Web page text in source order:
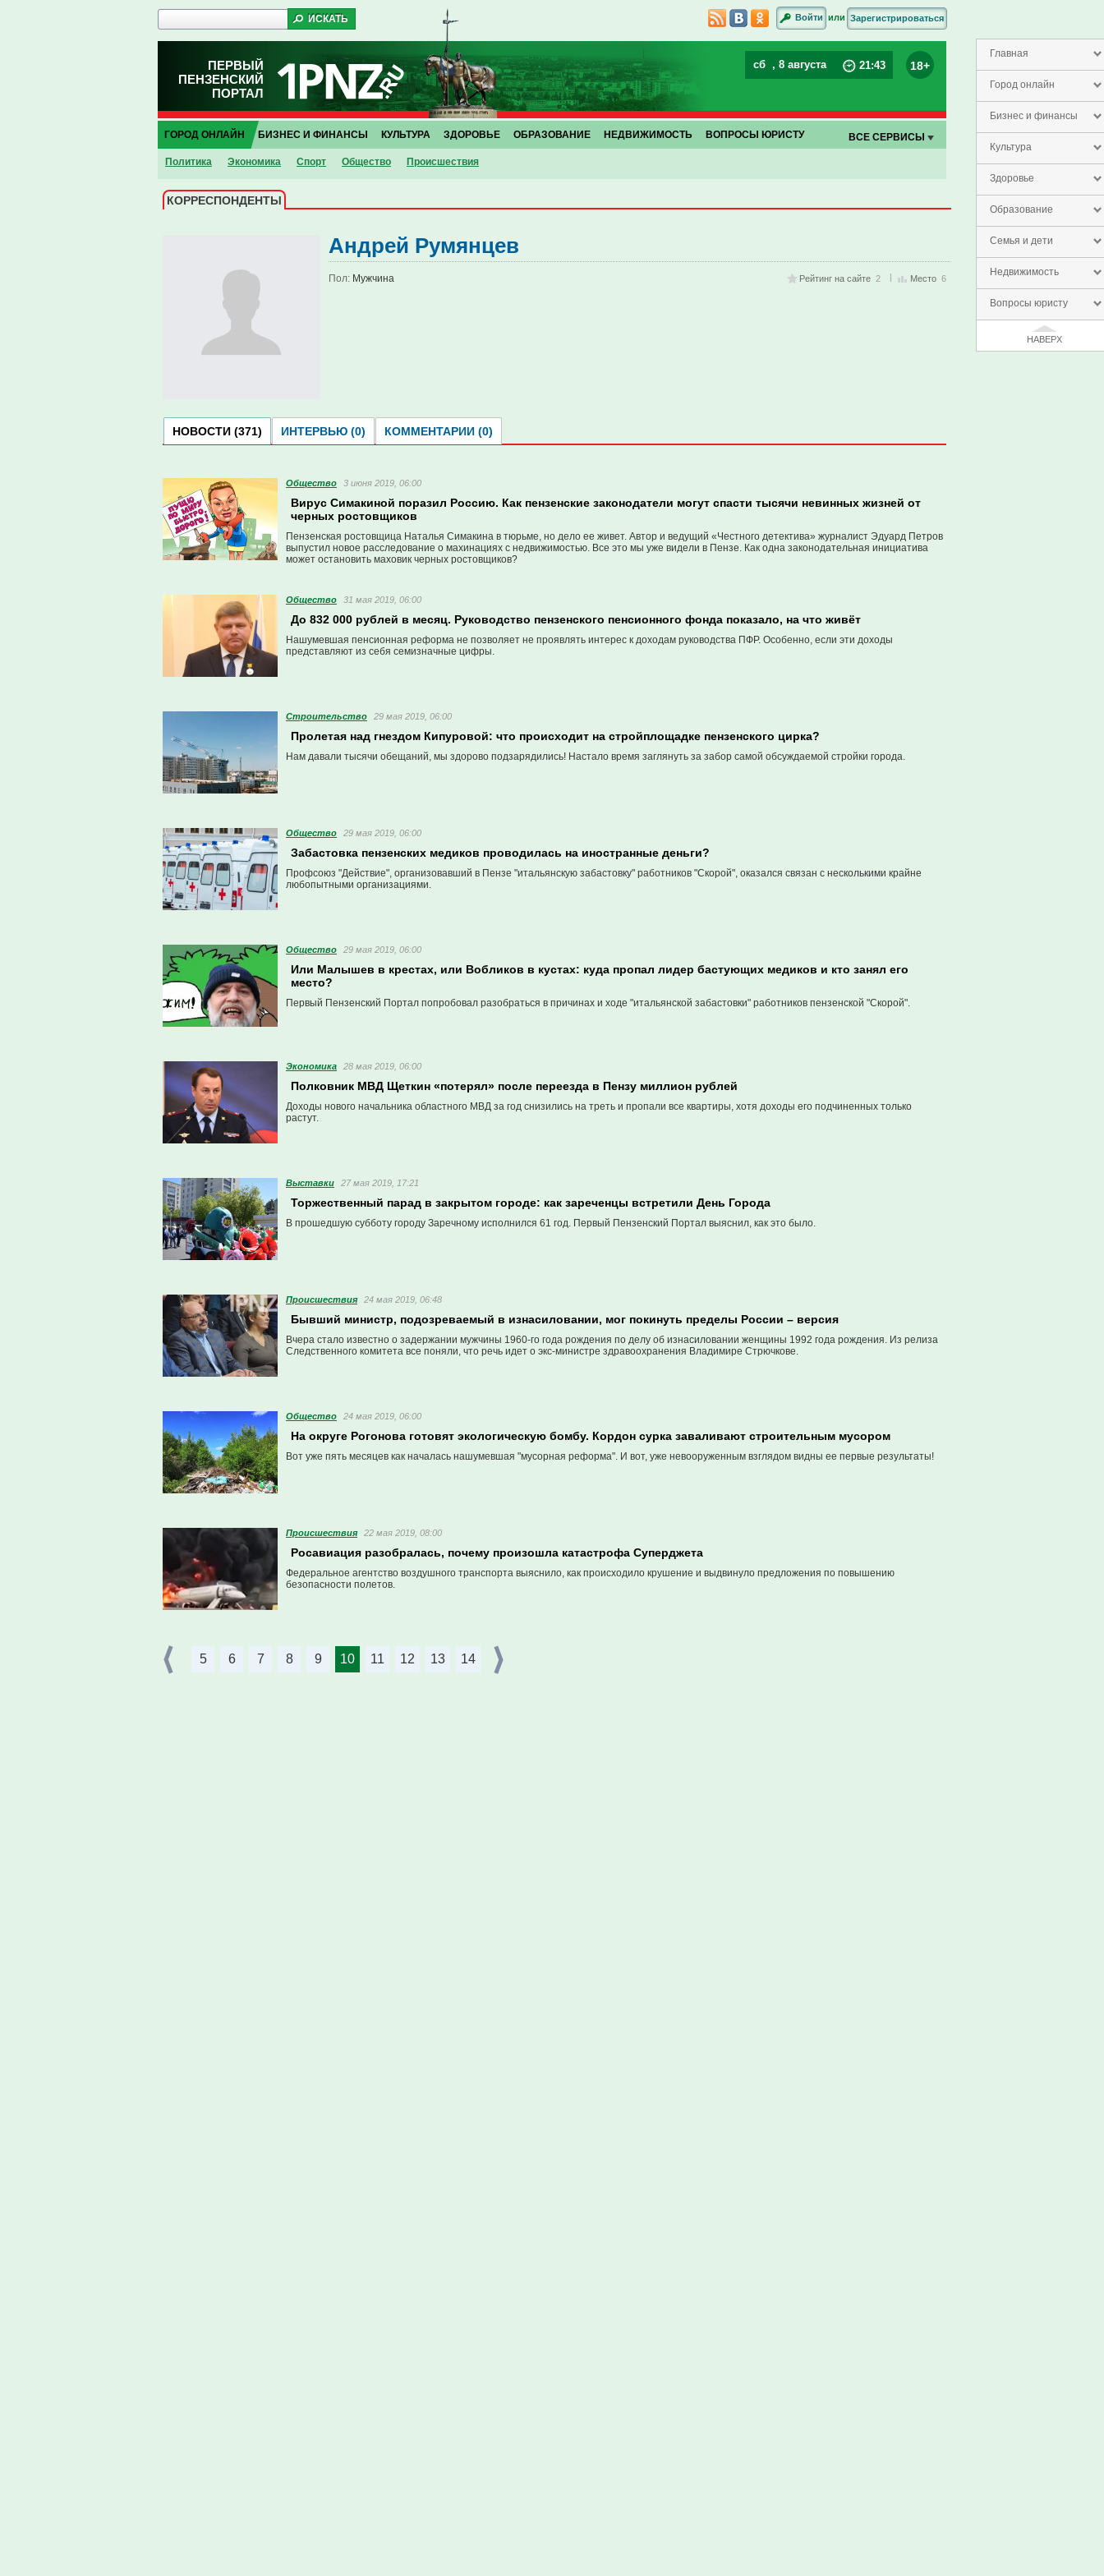
Главная
Город онлайн
Бизнес и финансы
Культура
Здоровье
Образование
Семья и дети
Недвижимость
Вопросы юристу
НАВЕРХ
Войти или Зарегистрироваться
ПЕРВЫЙ
ПЕНЗЕНСКИЙ
ПОРТАЛ
сб , 8 августа 21:43 18+
ГОРОД ОНЛАЙН
Политика Экономика Спорт Общество Проиcшествия
БИЗНЕС И ФИНАНСЫ КУЛЬТУРА ЗДОРОВЬЕ ОБРАЗОВАНИЕ НЕДВИЖИМОСТЬ ВОПРОСЫ ЮРИСТУ ВСЕ СЕРВИСЫ
КОРРЕСПОНДЕНТЫ
Андрей Румянцев
Пол: Мужчина Рейтинг на сайте 2 Место 6
НОВОСТИ (371) ИНТЕРВЬЮ (0) КОММЕНТАРИИ (0)
Общество 3 июня 2019, 06:00
Вирус Симакиной поразил Россию. Как пензенские законодатели могут спасти тысячи невинных жизней от
черных ростовщиков
Пензенская ростовщица Наталья Симакина в тюрьме, но дело ее живет. Автор и ведущий «Честного детектива» журналист Эдуард Петров
выпустил новое расследование о махинациях с недвижимостью. Все это мы уже видели в Пензе. Как одна законодательная инициатива
может остановить маховик черных ростовщиков?
Общество 31 мая 2019, 06:00
До 832 000 рублей в месяц. Руководство пензенского пенсионного фонда показало, на что живёт
Нашумевшая пенсионная реформа не позволяет не проявлять интерес к доходам руководства ПФР. Особенно, если эти доходы
представляют из себя семизначные цифры.
Строительство 29 мая 2019, 06:00
Пролетая над гнездом Кипуровой: что происходит на стройплощадке пензенского цирка?
Нам давали тысячи обещаний, мы здорово подзарядились! Настало время заглянуть за забор самой обсуждаемой стройки города.
Общество 29 мая 2019, 06:00
Забастовка пензенских медиков проводилась на иностранные деньги?
Профсоюз "Действие", организовавший в Пензе "итальянскую забастовку" работников "Скорой", оказался связан с несколькими крайне
любопытными организациями.
Общество 29 мая 2019, 06:00
Или Малышев в крестах, или Вобликов в кустах: куда пропал лидер бастующих медиков и кто занял его
место?
Первый Пензенский Портал попробовал разобраться в причинах и ходе "итальянской забастовки" работников пензенской "Скорой".
Экономика 28 мая 2019, 06:00
Полковник МВД Щеткин «потерял» после переезда в Пензу миллион рублей
Доходы нового начальника областного МВД за год снизились на треть и пропали все квартиры, хотя доходы его подчиненных только
растут.
Выставки 27 мая 2019, 17:21
Торжественный парад в закрытом городе: как зареченцы встретили День Города
В прошедшую субботу городу Заречному исполнился 61 год. Первый Пензенский Портал выяснил, как это было.
Проиcшествия 24 мая 2019, 06:48
Бывший министр, подозреваемый в изнасиловании, мог покинуть пределы России – версия
Вчера стало известно о задержании мужчины 1960-го года рождения по делу об изнасиловании женщины 1992 года рождения. Из релиза
Следственного комитета все поняли, что речь идет о экс-министре здравоохранения Владимире Стрючкове.
Общество 24 мая 2019, 06:00
На округе Рогонова готовят экологическую бомбу. Кордон сурка заваливают строительным мусором
Вот уже пять месяцев как началась нашумевшая "мусорная реформа". И вот, уже невооруженным взглядом видны ее первые результаты!
Проиcшествия 22 мая 2019, 08:00
Росавиация разобралась, почему произошла катастрофа Суперджета
Федеральное агентство воздушного транспорта выяснило, как происходило крушение и выдвинуло предложения по повышению
безопасности полетов.
5 6 7 8 9 10 11 12 13 14